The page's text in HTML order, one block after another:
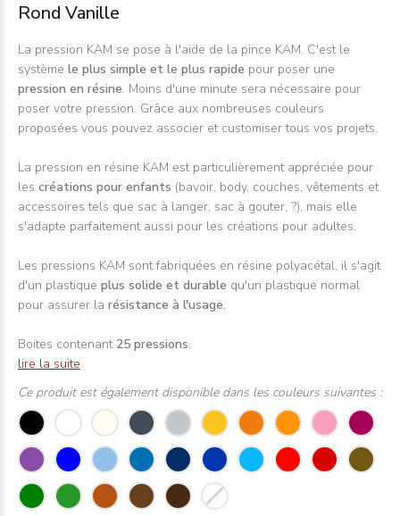
Rond Vanille
La pression KAM se pose à l'aide de la pince KAM. C'est le
système le plus simple et le plus rapide pour poser une
pression en résine. Moins d'une minute sera nécessaire pour
poser votre pression. Grâce aux nombreuses couleurs
proposées vous pouvez associer et customiser tous vos projets.
La pression en résine KAM est particulièrement appréciée pour
les créations pour enfants (bavoir, body, couches, vêtements et
accessoires tels que sac à langer, sac à gouter, ?), mais elle
s'adapte parfaitement aussi pour les créations pour adultes.
Les pressions KAM sont fabriquées en résine polyacétal, il s'agit
d'un plastique plus solide et durable qu'un plastique normal
pour assurer la résistance à l'usage.
Boites contenant 25 pressions.
lire la suite
Ce produit est également disponible dans les couleurs suivantes :